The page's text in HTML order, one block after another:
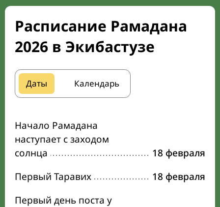
Расписание Рамадана
2026 в Экибастузе
Даты Календарь
Начало Рамадана
наступает с заходом
солнца
18 февраля
Первый Таравих
18 февраля
Первый день поста у